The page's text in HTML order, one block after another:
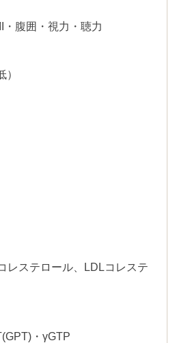
・腹囲・視力・聴力
）
レステロール、LDLコレステ
・γGTP